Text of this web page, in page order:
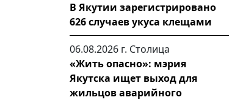
В Якутии зарегистрировано
626 случаев укуса клещами
06.08.2026 г. Столица
«Жить опасно»: мэрия
Якутска ищет выход для
жильцов аварийного